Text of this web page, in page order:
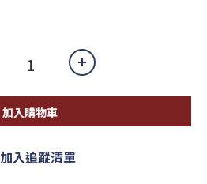
加入購物車
加入追蹤清單